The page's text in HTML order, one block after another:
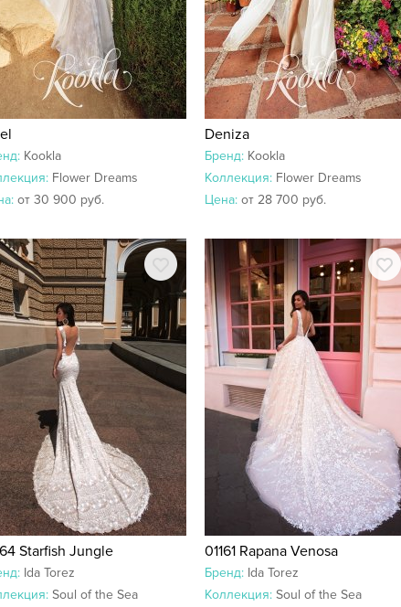
Kookla
Flower Dreams
от 30 900 руб.
Deniza
Бренд: Kookla
Коллекция: Flower Dreams
Цена: от 28 700 руб.
Starfish Jungle
Ida Torez
Soul of the Sea
01161 Rapana Venosa
Бренд: Ida Torez
Коллекция: Soul of the Sea